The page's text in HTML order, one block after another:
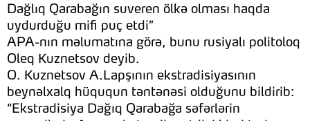
Dağlıq Qarabağın suveren ölkə olması haqda
uydurduğu mifi puç etdi”
APA-nın məlumatına görə, bunu rusiyalı politoloq
Oleq Kuznetsov deyib.
O. Kuznetsov A.Lapşının ekstradisiyasının
beynəlxalq hüququn təntənəsi olduğunu bildirib:
“Ekstradisiya Dağıq Qarabağa səfərlərin